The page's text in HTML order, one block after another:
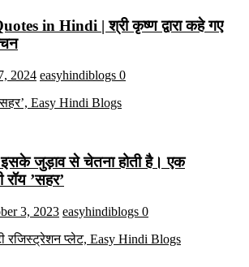
in Hindi | श्री कृष्ण द्वारा कहे गए
2024 easyhindiblogs 0
जुड़ाव से चेतना होती है। एक
’सहर’
3, 2023 easyhindiblogs 0